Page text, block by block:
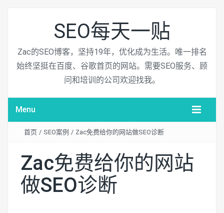
SEO每天一贴
Zac的SEO博客，坚持19年，优化成为生活。唯一排名
始终坚挺在百度、谷歌首页的网站。需要SEO服务、顾
问和培训的公司欢迎找我。
Menu
首页 / SEO案例 / Zac免费给你的网站做SEO诊断
Zac免费给你的网站
做SEO诊断